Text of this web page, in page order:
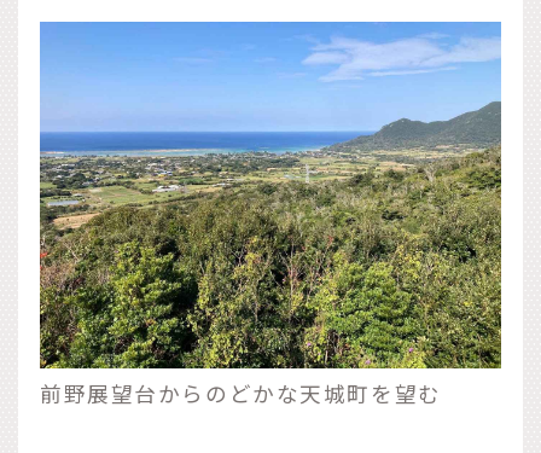
前野展望台からのどかな天城町を望む